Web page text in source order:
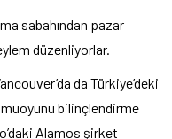
sabahından pazar
düzenliyorlar.
da Türkiye’deki
bilinçlendirme
Alamos şirket